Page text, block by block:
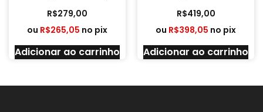
R$279,00
ou R$265,05 no pix
Adicionar ao carrinho
R$419,00
ou R$398,05 no pix
Adicionar ao carrinho